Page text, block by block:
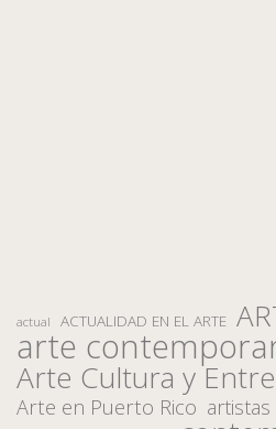
actual ACTUALIDAD EN EL ARTE
arte
Arte Cultura y
Arte en Puerto Rico artistas